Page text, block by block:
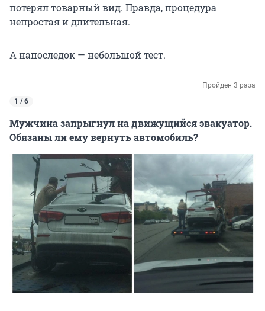
потерял товарный вид. Правда, процедура
непростая и длительная.
А напоследок — небольшой тест.
Пройден 3 раза
1 / 6
Мужчина запрыгнул на движущийся эвакуатор.
Обязаны ли ему вернуть автомобиль?